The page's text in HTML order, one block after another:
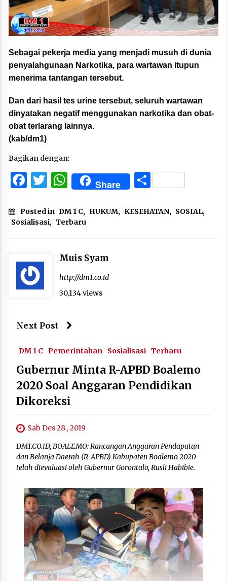
Sebagai pekerja media yang menjadi musuh di dunia
penyalahgunaan Narkotika, para wartawan itupun
menerima tantangan tersebut.
Dan dari hasil tes urine tersebut, seluruh wartawan
dinyatakan negatif menggunakan narkotika dan obat-
obat terlarang lainnya.
(kab/dm1)
Bagikan dengan:
Facebook
Twitter
WhatsApp
Share Share
Posted in DM 1 C, HUKUM, KESEHATAN, SOSIAL,
Sosialisasi, Terbaru
Muis Syam
http://dm1.co.id
30,134 views
Next Post
DM 1 C Pemerintahan Sosialisasi Terbaru
Gubernur Minta R-APBD Boalemo
2020 Soal Anggaran Pendidikan
Dikoreksi
Sab Des 28 , 2019
DM1.CO.ID, BOALEMO: Rancangan Anggaran Pendapatan
dan Belanja Daerah (R-APBD) Kabupaten Boalemo 2020
telah dievaluasi oleh Gubernur Gorontalo, Rusli Habibie.